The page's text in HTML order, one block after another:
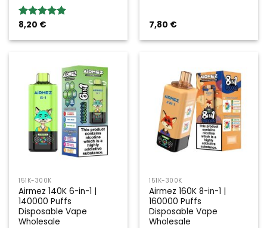
Valoración:
5
8,20 € 7,80 €
151K-300K
Airmez 140K 6-in-1 |
140000 Puffs
Disposable Vape
Wholesale
151K-300K
Airmez 160K 8-in-1 |
160000 Puffs
Disposable Vape
Wholesale